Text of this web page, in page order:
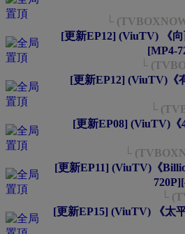
└
[更新EP12] (ViuTV) 《向
[MP4-
└
[更新EP12] (ViuTV)《
└
[更新EP08] (ViuTV)《
└
[更新EP11] (ViuTV)《
└
[更新EP15] (ViuTV) 《太